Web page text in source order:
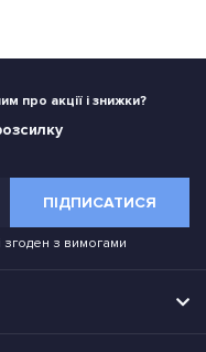
про акції і знижки?
ПІДПИСАТИСЯ
і згоден з вимогами